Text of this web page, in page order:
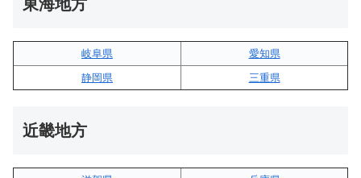
東海地方
岐阜県
愛知県
静岡県
三重県
近畿地方